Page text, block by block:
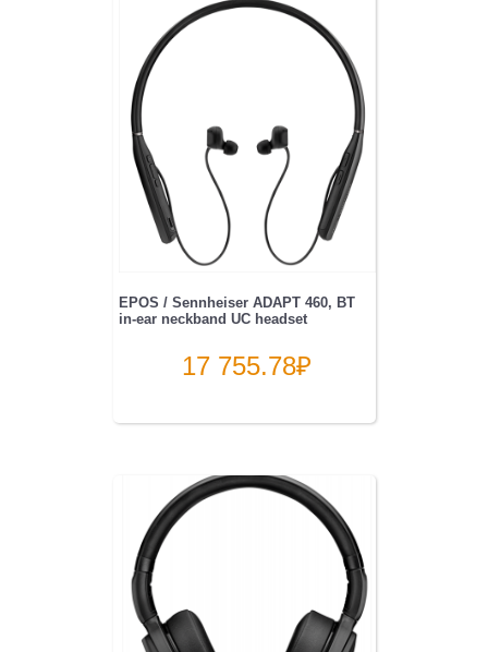
EPOS / Sennheiser ADAPT 460, BT
in-ear neckband UC headset
17 755.78₽